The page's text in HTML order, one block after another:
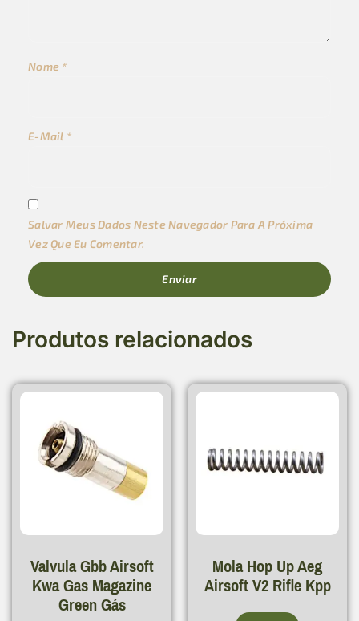
Nome *
E-Mail *
Salvar Meus Dados Neste Navegador Para A Próxima
Vez Que Eu Comentar.
Produtos relacionados
Valvula Gbb Airsoft
Kwa Gas Magazine
Green Gás
Mola Hop Up Aeg
Airsoft V2 Rifle Kpp